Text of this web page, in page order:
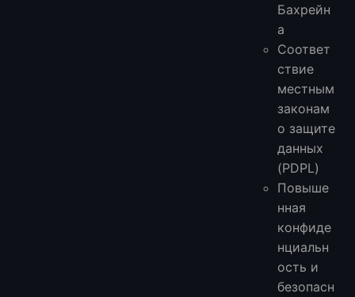
Бахрейн
а
Соответ
ствие
местным
законам
о защите
данных
(PDPL)
Повыше
нная
конфиде
нциальн
ость и
безопасн